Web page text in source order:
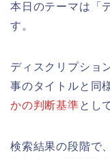
本日のテーマは「
す。
ディスクリプショ
事のタイトルと同
かの判断基準とし
検索結果の段階で